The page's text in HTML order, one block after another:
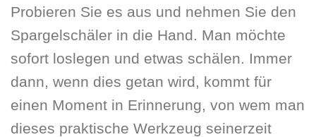
Probieren Sie es aus und nehmen Sie den
Spargelschäler in die Hand. Man möchte
sofort loslegen und etwas schälen. Immer
dann, wenn dies getan wird, kommt für
einen Moment in Erinnerung, von wem man
dieses praktische Werkzeug seinerzeit